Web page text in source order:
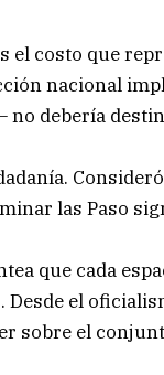
el costo que
nacional
debería
las Paso
que cada
el
sobre el